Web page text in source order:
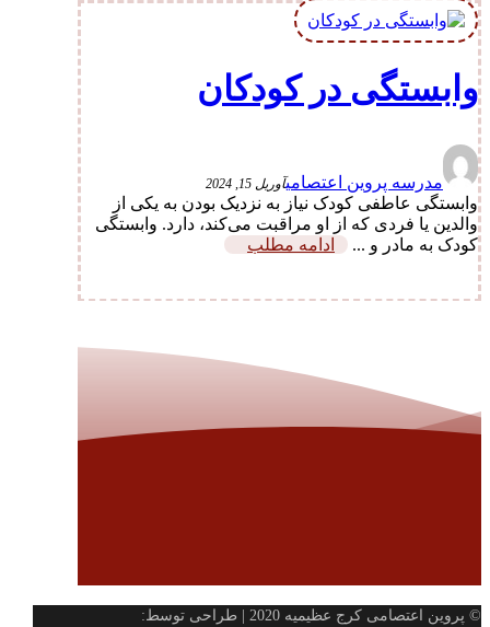
وابستگی در کودکان
مدرسه پروین اعتصامیآوریل 15, 2024
وابستگی عاطفی کودک نیاز به نزدیک بودن به یکی از
والدین یا فردی که از او مراقبت می‌کند، دارد. وابستگی
کودک به مادر و ...
ادامه مطلب
© پروین اعتصامی کرج عظیمیه 2020 | طراحی توسط: